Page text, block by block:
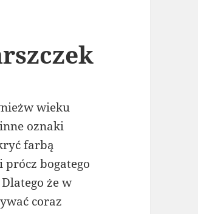
wieku
oznaki
farbą
bogatego
że w
coraz